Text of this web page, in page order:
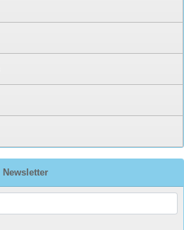
Newsletter